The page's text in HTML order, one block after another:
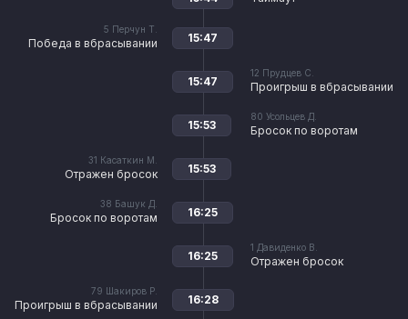
5 Перчун Т.
Победа в вбрасывании 15:47
12 Прудцев С.
Проигрыш в вбрасывании
15:47
80 Усольцев Д.
Бросок по воротам
15:53
31 Касаткин М.
Отражен бросок 15:53
38 Башук Д.
Бросок по воротам 16:25
1 Давиденко В.
Отражен бросок
16:25
79 Шакиров Р.
Проигрыш в вбрасывании 16:28